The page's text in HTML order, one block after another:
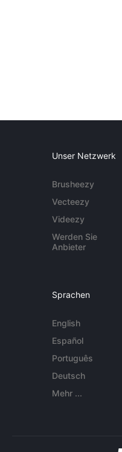
Unser Netzwerk
Brusheezy
Vecteezy
Videezy
Werden Sie
Anbieter
Sprachen
English
Español
Português
Deutsch
Mehr ...